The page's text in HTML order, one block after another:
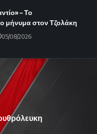
– Το
μήνυμα στον Τζολάκη
05/08/2026